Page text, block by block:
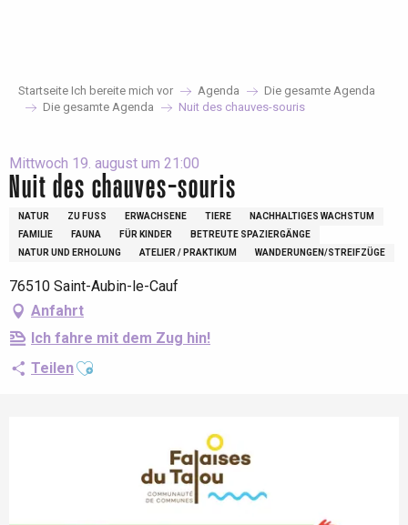
Startseite Ich bereite mich vor Agenda
Die gesamte Agenda
Die gesamte Agenda
Nuit des chauves-souris
Mittwoch 19. august um 21:00
Nuit des chauves-souris
NATUR ZU FUSS ERWACHSENE TIERE
NACHHALTIGES WACHSTUM
FAMILIE
FAUNA FÜR KINDER
BETREUTE SPAZIERGÄNGE
NATUR UND ERHOLUNG
ATELIER / PRAKTIKUM WANDERUNGEN/STREIFZÜGE
76510 Saint-Aubin-le-Cauf
Anfahrt
Ich fahre mit dem Zug hin!
TeilenAjouter aux favoris